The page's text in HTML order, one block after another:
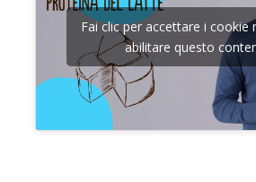
Fai clic per accettare i cookie
abilitare questo